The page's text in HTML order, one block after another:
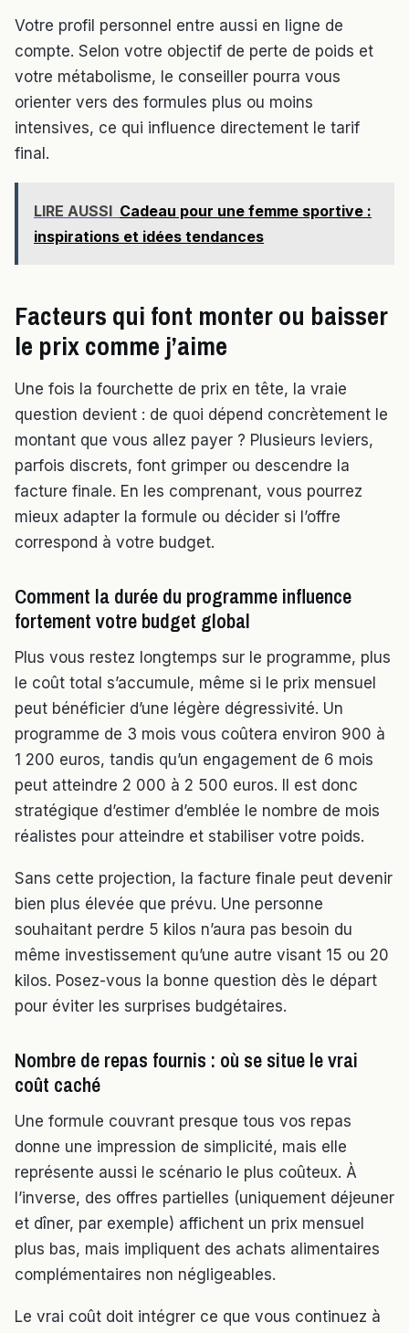
Votre profil personnel entre aussi en ligne de
compte. Selon votre objectif de perte de poids et
votre métabolisme, le conseiller pourra vous
orienter vers des formules plus ou moins
intensives, ce qui influence directement le tarif
final.
LIRE AUSSI Cadeau pour une femme sportive :
inspirations et idées tendances
Facteurs qui font monter ou baisser
le prix comme j’aime
Une fois la fourchette de prix en tête, la vraie
question devient : de quoi dépend concrètement le
montant que vous allez payer ? Plusieurs leviers,
parfois discrets, font grimper ou descendre la
facture finale. En les comprenant, vous pourrez
mieux adapter la formule ou décider si l’offre
correspond à votre budget.
Comment la durée du programme influence
fortement votre budget global
Plus vous restez longtemps sur le programme, plus
le coût total s’accumule, même si le prix mensuel
peut bénéficier d’une légère dégressivité. Un
programme de 3 mois vous coûtera environ 900 à
1 200 euros, tandis qu’un engagement de 6 mois
peut atteindre 2 000 à 2 500 euros. Il est donc
stratégique d’estimer d’emblée le nombre de mois
réalistes pour atteindre et stabiliser votre poids.
Sans cette projection, la facture finale peut devenir
bien plus élevée que prévu. Une personne
souhaitant perdre 5 kilos n’aura pas besoin du
même investissement qu’une autre visant 15 ou 20
kilos. Posez-vous la bonne question dès le départ
pour éviter les surprises budgétaires.
Nombre de repas fournis : où se situe le vrai
coût caché
Une formule couvrant presque tous vos repas
donne une impression de simplicité, mais elle
représente aussi le scénario le plus coûteux. À
l’inverse, des offres partielles (uniquement déjeuner
et dîner, par exemple) affichent un prix mensuel
plus bas, mais impliquent des achats alimentaires
complémentaires non négligeables.
Le vrai coût doit intégrer ce que vous continuez à